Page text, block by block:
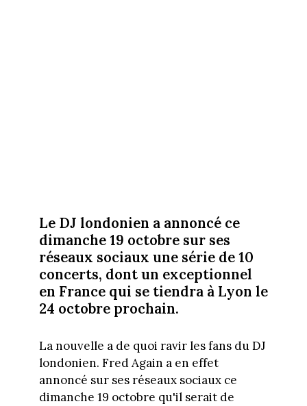
Le DJ londonien a annoncé ce
dimanche 19 octobre sur ses
réseaux sociaux une série de 10
concerts, dont un exceptionnel
en France qui se tiendra à Lyon le
24 octobre prochain.
La nouvelle a de quoi ravir les fans du DJ
londonien. Fred Again a en effet
annoncé sur ses réseaux sociaux ce
dimanche 19 octobre qu'il serait de